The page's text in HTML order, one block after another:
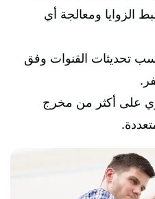
الزوايا ومعالجة أي
تحديثات القنوات وفق
على أكثر من مخرج